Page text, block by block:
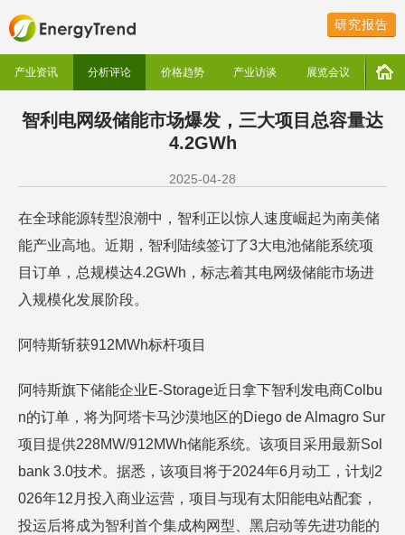
研究报告
产业资讯 分析评论 价格趋势 产业访谈 展览会议
智利电网级储能市场爆发，三大项目总容量达
4.2GWh
2025-04-28
在全球能源转型浪潮中，智利正以惊人速度崛起为南美储
能产业高地。近期，智利陆续签订了3大电池储能系统项
目订单，总规模达4.2GWh，标志着其电网级储能市场进
入规模化发展阶段。
阿特斯斩获912MWh标杆项目
阿特斯旗下储能企业E-Storage近日拿下智利发电商Colbu
n的订单，将为阿塔卡马沙漠地区的Diego de Almagro Sur
项目提供228MW/912MWh储能系统。该项目采用最新Sol
bank 3.0技术。据悉，该项目将于2024年6月动工，计划2
026年12月投入商业运营，项目与现有太阳能电站配套，
投运后将成为智利首个集成构网型、黑启动等先进功能的